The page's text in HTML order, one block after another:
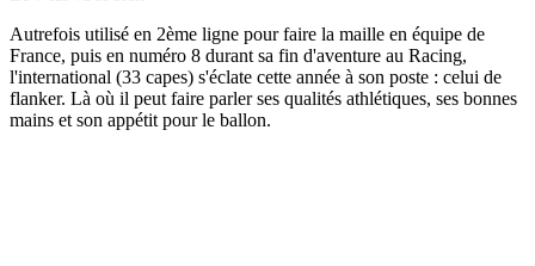
Autrefois utilisé en 2ème ligne pour faire la maille en équipe de
France, puis en numéro 8 durant sa fin d'aventure au Racing,
l'international (33 capes) s'éclate cette année à son poste : celui de
flanker. Là où il peut faire parler ses qualités athlétiques, ses bonnes
mains et son appétit pour le ballon.